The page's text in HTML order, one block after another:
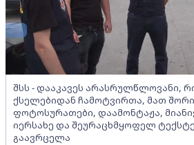
შსს - დააკავეს არასრულწლოვანი,
ქსელებიდან ჩამოტვირთა, მათ
ფოტოსურათები, დაამონტაჟა,
იერსახე და შეურაცხმყოფელ
გაავრცელა